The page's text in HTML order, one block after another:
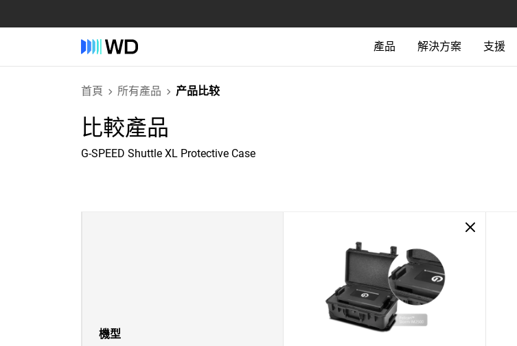
產品 解決方案 支援
首頁 所有產品 产品比较
比較產品
G-SPEED Shuttle XL Protective Case
機型